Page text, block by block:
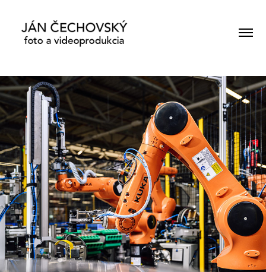
VIDEOPRODUKCIA